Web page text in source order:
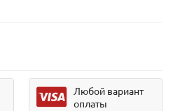
Любой вариант
оплаты